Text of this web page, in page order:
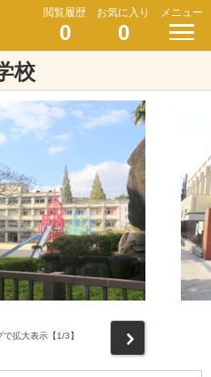
閲覧履歴
0
お気に入り
0
メニュー
校
で拡大表示【1/3】